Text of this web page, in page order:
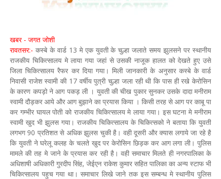
खबर - जगत जोशी
रावतसर:- कस्बे के वार्ड 13 मे एक युवती के चुल्हा जलाते समय झुलसने पर स्थानीय
राजकीय चिकित्सालय मे लाया गया जहां से उसकी नाजूक हालत को देखते हुए उसे
जिला चिकित्सालय रैफर कर दिया गया। मिली जानकारी के अनुसार कस्बे के वार्ड
निवासी राजेश स्वामी की 17 वर्षीय पुत्री चुल्हा जला रही थी कि पास ही रखे केरोसिन
के कारण कपड़ो ने आग पकड़ ली । युवती की चीख पुकार सुनकर उसके दादा मनीराम
स्वामी दौड़कर आये और आग बुझाने का प्रयास किया । किसी तरह से आग पर काबू पा
कर गम्भीर घायल पोती को राजकीय चिकित्सालय मे लाया गया। इस घटना मे मनीराम
स्वामी खुद भी झुलस गया। राजकीय चिकित्सालय के चिकित्सको ने बताया कि युवती
लगभग 90 प्रतिशत से अधिक झुलस चुकी है। वही दूसरी और क्यास लगाये जा रहे है
कि युवती ने घरेलू कलह के चलते खुद पर केरोसिन छिड़क कर आग लगा ली। पुलिस
मामले की तह मे जाने के प्रयास कर रही है। वही समाचार मिलते ही नगरपालिका के
अधिशाषी अधिकारी गुरदीप सिंह, जेईएन राकेश कुमार सहित पालिका का अन्य स्टाफ भी
चिकित्सालय पहुच गया था। समाचार लिखे जाने तक इस सम्बन्ध मे स्थानीय पुलिस